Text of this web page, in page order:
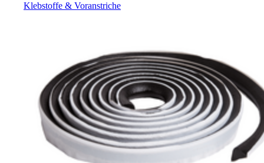
Klebstoffe & Voranstriche